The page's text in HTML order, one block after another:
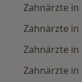
Zahnärzte
Zahnärzte
Zahnärzte in
Zahnärzte